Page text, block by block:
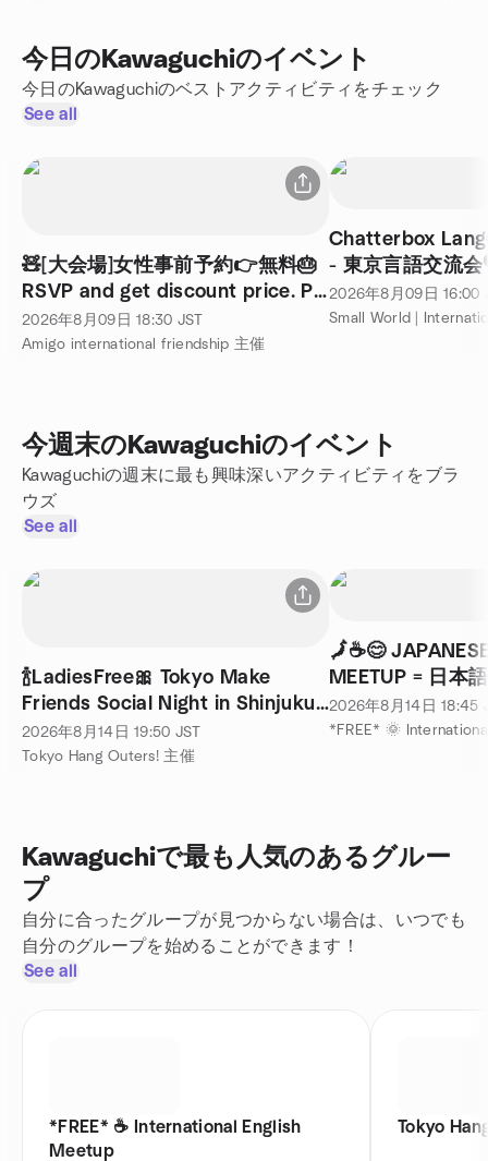
今日のKawaguchiのイベント
今日のKawaguchiのベストアクティビティをチェック
See all
🧸[大会場]女性事前予約👉無料🎂
RSVP and get discount price. Pls
click attend and join
2026年8月09日 18:30 JST
Amigo international friendship 主催
Chatterbox
- 東京言語交流
2026年8月09日 16:00
今週末のKawaguchiのイベント
Kawaguchiの週末に最も興味深いアクティビティをブラ
ウズ
See all
🍾LadiesFree🎀 Tokyo Make
Friends Social Night in Shinjuku
東京 国際交流パーティー
2026年8月14日 19:50 JST
Tokyo Hang Outers! 主催
🗾☕️😊
MEETUP = 日本
2026年8月14日 18:45
Kawaguchiで最も人気のあるグルー
プ
自分に合ったグループが見つからない場合は、いつでも
自分のグループを始めることができます！
See all
*FREE* ☕️ International English
Meetup
Tokyo